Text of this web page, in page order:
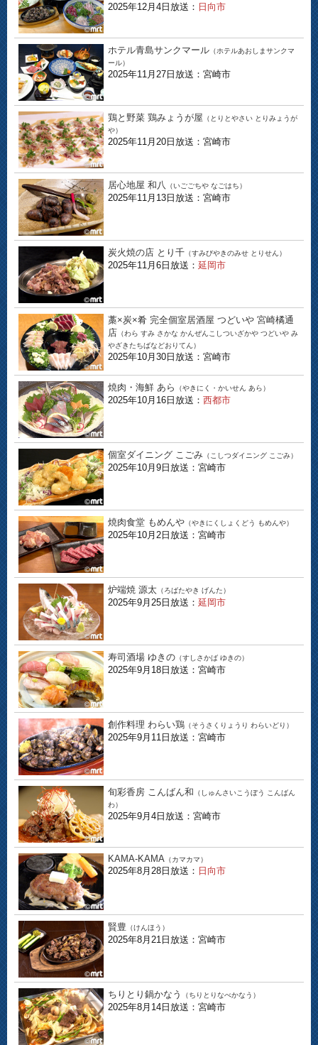
2025年12月4日放送： 日向市
ホテル青島サンクマール （ホテルあおしまサンクマ
ール）
2025年11月27日放送：宮崎市
鶏と野菜 鶏みょうが屋 （とりとやさい とりみょうが
や）
2025年11月20日放送：宮崎市
居心地屋 和八 （いごごちや なごはち）
2025年11月13日放送：宮崎市
炭火焼の店 とり千 （すみびやきのみせ とりせん）
2025年11月6日放送： 延岡市
藁×炭×肴 完全個室居酒屋 つどいや 宮崎橘通
店 （わら すみ さかな かんぜんこしついざかや つどいや み
やざきたちばなどおりてん）
2025年10月30日放送：宮崎市
焼肉・海鮮 あら （やきにく・かいせん あら）
2025年10月16日放送： 西都市
個室ダイニング こごみ （こしつダイニング こごみ）
2025年10月9日放送：宮崎市
焼肉食堂 もめんや （やきにくしょくどう もめんや）
2025年10月2日放送：宮崎市
炉端焼 源太 （ろばたやき げんた）
2025年9月25日放送： 延岡市
寿司酒場 ゆきの （すしさかば ゆきの）
2025年9月18日放送：宮崎市
創作料理 わらい鶏 （そうさくりょうり わらいどり）
2025年9月11日放送：宮崎市
旬彩香房 こんばん和 （しゅんさいこうぼう こんばん
わ）
2025年9月4日放送：宮崎市
KAMA-KAMA （カマカマ）
2025年8月28日放送： 日向市
賢豊 （けんほう）
2025年8月21日放送：宮崎市
ちりとり鍋かなう （ちりとりなべかなう）
2025年8月14日放送：宮崎市